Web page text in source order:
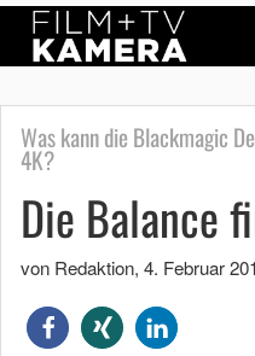
Was kann die Blackmagic
4K?
Die Balance
von Redaktion, 4. Februar